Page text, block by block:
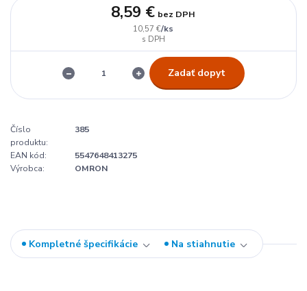
10,57 €/ks
8,59 € bez DPH
Zadať dopyt
Číslo
produktu:
385
EAN kód:
5547648413275
Výrobca:
OMRON
Kompletné špecifikácie Na stiahnutie